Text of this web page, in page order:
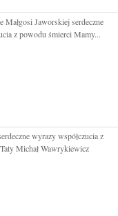
Małgosi Jaworskiej serdeczne
z powodu śmierci Mamy...
wyrazy współczucia z
Michał Wawrykiewicz